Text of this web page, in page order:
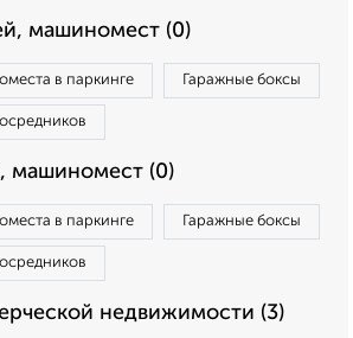
машиномест (0)
в паркинге Гаражные боксы
машиномест (0)
в паркинге Гаражные боксы
недвижимости (3)